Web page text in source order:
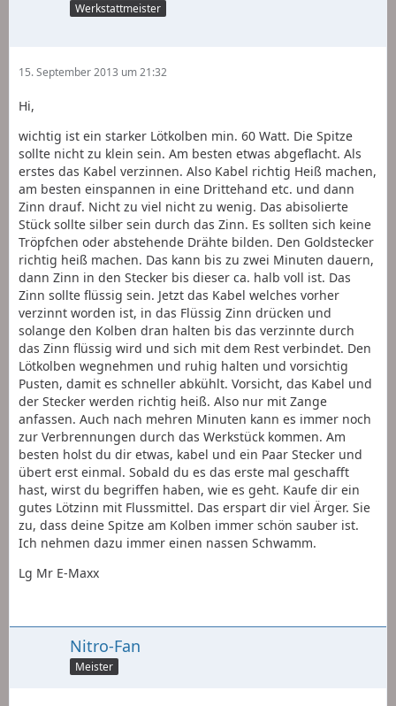
Werkstattmeister
15. September 2013 um 21:32
Hi,
wichtig ist ein starker Lötkolben min. 60 Watt. Die Spitze
sollte nicht zu klein sein. Am besten etwas abgeflacht. Als
erstes das Kabel verzinnen. Also Kabel richtig Heiß machen,
am besten einspannen in eine Drittehand etc. und dann
Zinn drauf. Nicht zu viel nicht zu wenig. Das abisolierte
Stück sollte silber sein durch das Zinn. Es sollten sich keine
Tröpfchen oder abstehende Drähte bilden. Den Goldstecker
richtig heiß machen. Das kann bis zu zwei Minuten dauern,
dann Zinn in den Stecker bis dieser ca. halb voll ist. Das
Zinn sollte flüssig sein. Jetzt das Kabel welches vorher
verzinnt worden ist, in das Flüssig Zinn drücken und
solange den Kolben dran halten bis das verzinnte durch
das Zinn flüssig wird und sich mit dem Rest verbindet. Den
Lötkolben wegnehmen und ruhig halten und vorsichtig
Pusten, damit es schneller abkühlt. Vorsicht, das Kabel und
der Stecker werden richtig heiß. Also nur mit Zange
anfassen. Auch nach mehren Minuten kann es immer noch
zur Verbrennungen durch das Werkstück kommen. Am
besten holst du dir etwas, kabel und ein Paar Stecker und
übert erst einmal. Sobald du es das erste mal geschafft
hast, wirst du begriffen haben, wie es geht. Kaufe dir ein
gutes Lötzinn mit Flussmittel. Das erspart dir viel Ärger. Sie
zu, dass deine Spitze am Kolben immer schön sauber ist.
Ich nehmen dazu immer einen nassen Schwamm.
Lg Mr E-Maxx
Nitro-Fan
Meister